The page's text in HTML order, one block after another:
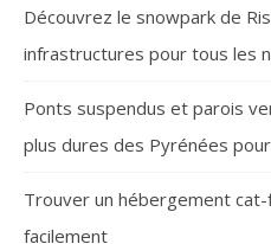
Découvrez le snowpark de
infrastructures pour tous les
Ponts suspendus et parois
plus dures des Pyrénées
Trouver un hébergement
facilement